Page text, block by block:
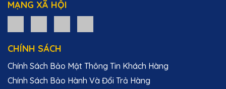
05/12/2025
cho người nhận.
Phạm Văn Long
MẠNG XÃ HỘI
CHÍNH SÁCH
Chính Sách Bảo Mật Thông Tin Khách Hàng
Chính Sách Bảo Hành Và Đổi Trả Hàng